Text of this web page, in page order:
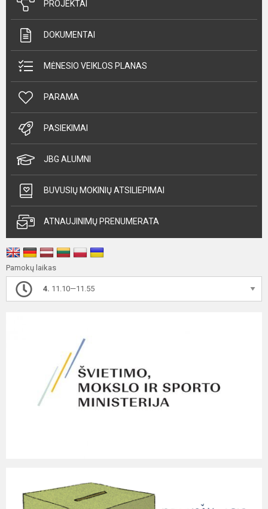
PROJEKTAI
DOKUMENTAI
MĖNESIO VEIKLOS PLANAS
PARAMA
PASIEKIMAI
JBG ALUMNI
BUVUSIŲ MOKINIŲ ATSILIEPIMAI
ATNAUJINIMŲ PRENUMERATA
Pamokų laikas
4. 11.10—11.55